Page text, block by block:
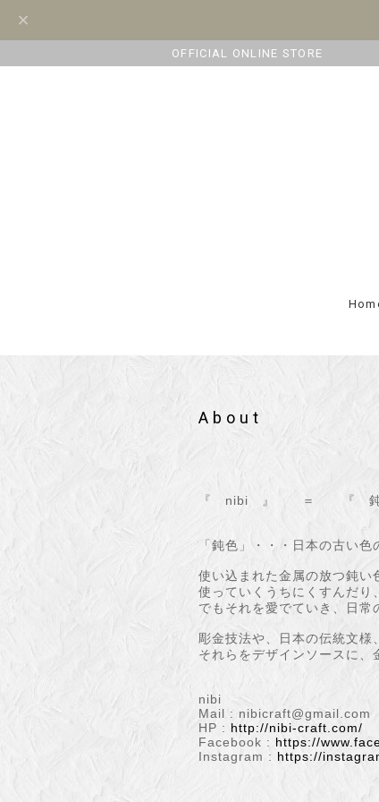
OFFICIAL ONLINE STORE
About
『 nibi 』 ＝ 『 鈍
「鈍色」・・・日本の古い色
使い込まれた金属の放つ鈍い
使っていくうちにくすんだり
でもそれを愛でていき、日常
彫金技法や、日本の伝統文様
それらをデザインソースに、
nibi
Mail : nibicraft@gmail.com
HP : http://nibi-craft.com/
Facebook : https://
Instagram : https://